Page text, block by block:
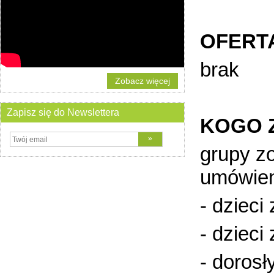
Zobacz więcej
Zapisz się do Newslettera
brak
KOGO
grupy
- dzieci
- dzieci
-